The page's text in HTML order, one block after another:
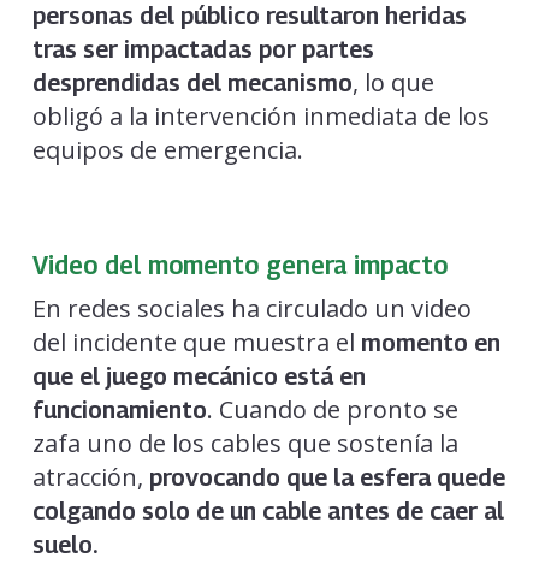
personas del público resultaron heridas
tras ser impactadas por partes
desprendidas del mecanismo, lo que
obligó a la intervención inmediata de los
equipos de emergencia.
Video del momento genera impacto
En redes sociales ha circulado un video
del incidente que muestra el momento en
que el juego mecánico está en
funcionamiento. Cuando de pronto se
zafa uno de los cables que sostenía la
atracción, provocando que la esfera quede
colgando solo de un cable antes de caer al
suelo.